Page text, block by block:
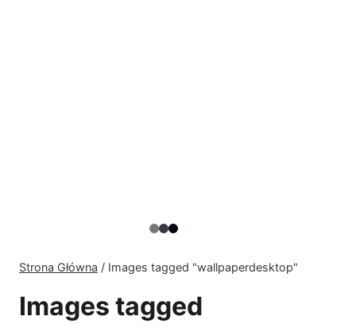
Strona Główna / Images tagged "wallpaperdesktop"
Images tagged